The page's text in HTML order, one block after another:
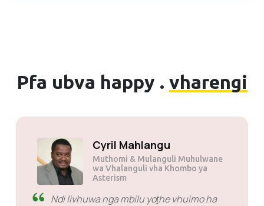
Pfa ubva happy . vharengi
Cyril Mahlangu
Muthomi & Mulanguli Muhulwane
wa Vhalanguli vha Khombo ya
Asterism
Ndi livhuwa nga mbilu yoṱhe vhuimo ha